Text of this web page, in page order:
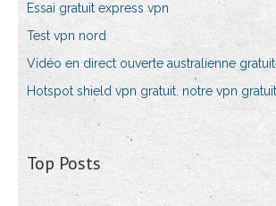
Essai gratuit express vpn
Test vpn nord
Vidéo en direct ouverte australienne
Hotspot shield vpn gratuit. notre vpn gratuit
Top Posts